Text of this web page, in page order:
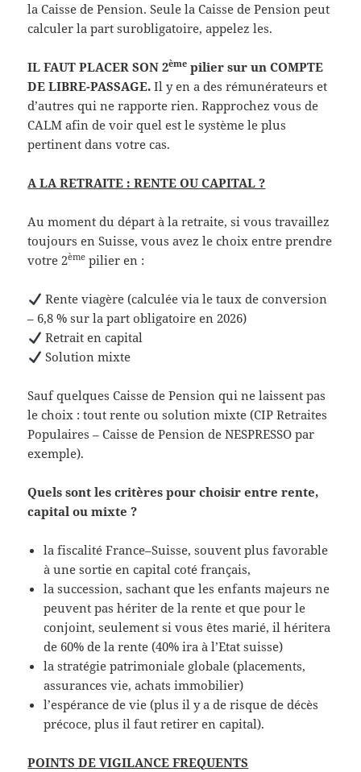
la Caisse de Pension. Seule la Caisse de Pension peut
calculer la part surobligatoire, appelez les.
IL FAUT PLACER SON 2ème pilier sur un COMPTE
DE LIBRE-PASSAGE.Il y en a des rémunérateurs et
d’autres qui ne rapporte rien. Rapprochez vous de
CALM afin de voir quel est le système le plus
pertinent dans votre cas.
A LA RETRAITE : RENTE OU CAPITAL ?
Au moment du départ à la retraite, si vous travaillez
toujours en Suisse, vous avez le choix entre prendre
votre 2ème pilier en :
Rente viagère (calculée via le taux de conversion
– 6,8 % sur la part obligatoire en 2026)
Retrait en capital
Solution mixte
Sauf quelques Caisse de Pension qui ne laissent pas
le choix : tout rente ou solution mixte (CIP Retraites
Populaires – Caisse de Pension de NESPRESSO par
exemple).
Quels sont les critères pour choisir entre rente,
capital ou mixte ?
la fiscalité France–Suisse, souvent plus favorable
à une sortie en capital coté français,
la succession, sachant que les enfants majeurs ne
peuvent pas hériter de la rente et que pour le
conjoint, seulement si vous êtes marié, il héritera
de 60% de la rente (40% ira à l’Etat suisse)
la stratégie patrimoniale globale (placements,
assurances vie, achats immobilier)
l’espérance de vie (plus il y a de risque de décès
précoce, plus il faut retirer en capital).
POINTS DE VIGILANCE FREQUENTS